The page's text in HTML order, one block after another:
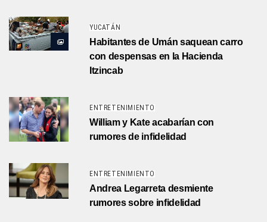
YUCATÁN
Habitantes de Umán saquean carro
con despensas en la Hacienda
Itzincab
ENTRETENIMIENTO
William y Kate acabarían con
rumores de infidelidad
ENTRETENIMIENTO
Andrea Legarreta desmiente
rumores sobre infidelidad